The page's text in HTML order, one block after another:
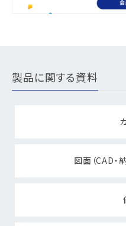
製品に関する資料
図面（CAD・